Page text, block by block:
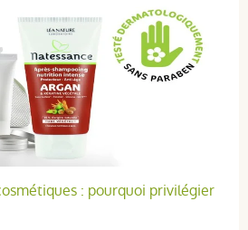
l'affichage des avis
15 février 2024 suite à une commande du
: pourquoi privilégier